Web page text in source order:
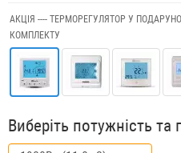
АКЦІЯ ---- ТЕРМОРЕГУЛЯТОР У
КОМПЛЕКТУ
Виберіть потужність